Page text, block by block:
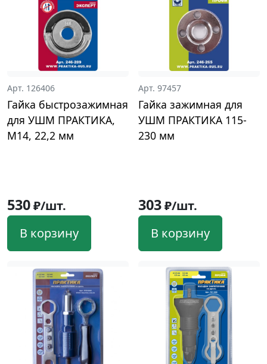
Арт. 126406
Гайка быстрозажимная
для УШМ ПРАКТИКА,
М14, 22,2 мм
530₽/шт.
В корзину
Арт. 97457
Гайка зажимная для
УШМ ПРАКТИКА 115-
230 мм
303₽/шт.
В корзину